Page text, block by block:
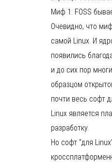
Миф 1: FOSS
Очевидно, что
самой Linux. И
появились
и до сих пор
образцом
почти весь софт
Linux является
разработку.
Но софт “для